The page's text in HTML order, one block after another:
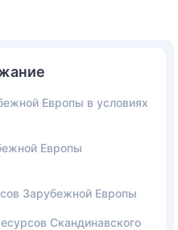
Европы в условиях
Европы
Зарубежной Европы
Скандинавского